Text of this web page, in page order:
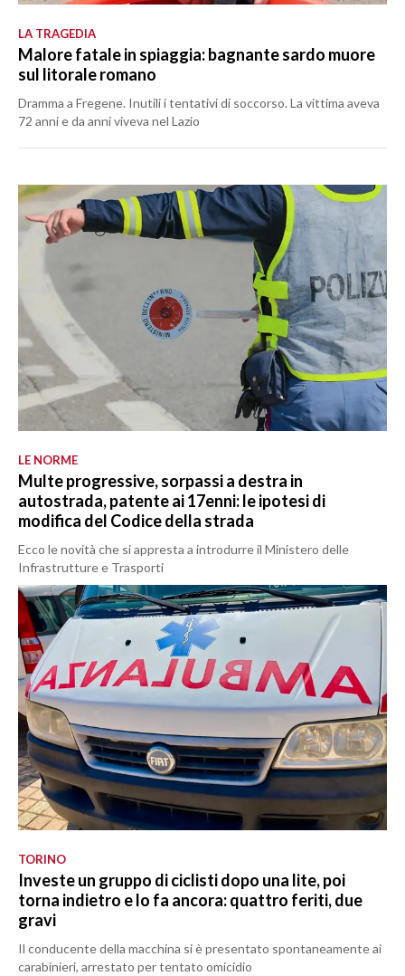
LA TRAGEDIA
Malore fatale in spiaggia: bagnante sardo muore
sul litorale romano
Dramma a Fregene. Inutili i tentativi di soccorso. La vittima aveva
72 anni e da anni viveva nel Lazio
LE NORME
Multe progressive, sorpassi a destra in
autostrada, patente ai 17enni: le ipotesi di
modifica del Codice della strada
Ecco le novità che si appresta a introdurre il Ministero delle
Infrastrutture e Trasporti
TORINO
Investe un gruppo di ciclisti dopo una lite, poi
torna indietro e lo fa ancora: quattro feriti, due
gravi
Il conducente della macchina si è presentato spontaneamente ai
carabinieri, arrestato per tentato omicidio